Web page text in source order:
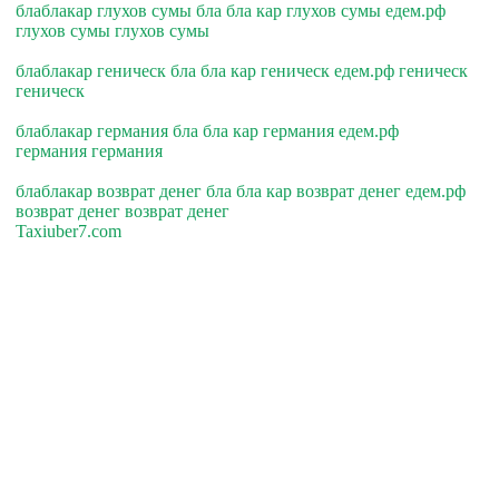
блаблакар глухов сумы бла бла кар глухов сумы едем.рф
глухов сумы глухов сумы
блаблакар геническ бла бла кар геническ едем.рф геническ
геническ
блаблакар германия бла бла кар германия едем.рф
германия германия
блаблакар возврат денег бла бла кар возврат денег едем.рф
возврат денег возврат денег
Taxiuber7.com